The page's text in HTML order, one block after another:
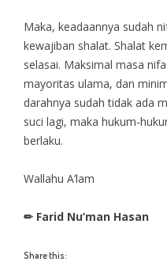
Maka, keadaannya sudah
kewajiban shalat. Shalat
selasai. Maksimal masa
mayoritas ulama, dan
darahnya sudah tidak ada
suci lagi, maka hukum-
berlaku.
Wallahu A’lam
✏ Farid Nu’man Hasan
Share this: